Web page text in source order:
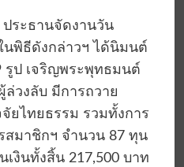
ระธานจัดงานวัน
นพิธีดังกล่าวฯ ได้นิมนต์
ป เจริญพระพุทธมนต์
วงลับ มีการถวาย
ยไทยธรรม รวมทั้งการ
มาชิกฯ จำนวน 87 ทุน
เงินทั้งสิ้น 217,500 บาท